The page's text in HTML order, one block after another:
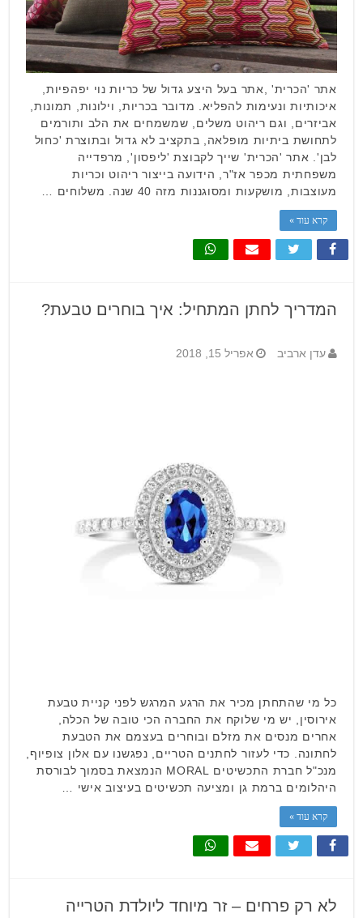
אתר 'הכרית' ,אתר בעל היצע גדול של כריות נוי יפהפיות,
איכותיות ונעימות להפליא. מדובר בכריות, וילונות, תמונות,
אביזרים, וגם ריהוט משלים, שמשמחים את הלב ותורמים
לתחושת ביתיות מופלאה, בתקציב לא גדול ובתוצרת 'כחול
לבן'. אתר 'הכרית' שייך לקבוצת 'ליפסון', מרפדייה
משפחתית מכפר אז"ר, הידועה בייצור ריהוט וכריות
מעוצבות, מושקעות ומסוגננות מזה 40 שנה. משלוחים …
קרא עוד »
המדריך לחתן המתחיל: איך בוחרים טבעת?
עדן ארביב אפריל 15, 2018
כל מי שהתחתן מכיר את הרגע המרגש לפני קניית טבעת
אירוסין, יש מי שלוקח את החברה הכי טובה של הכלה,
אחרים מנסים את מזלם ובוחרים בעצמם את הטבעת
לחתונה. כדי לעזור לחתנים הטריים, נפגשנו עם אלון צופיוף,
מנכ"ל חברת התכשיטים MORAL הנמצאת בסמוך לבורסת
היהלומים ברמת גן ומציעה תכשיטים בעיצוב אישי …
קרא עוד »
לא רק פרחים – זר מיוחד ליולדת הטרייה